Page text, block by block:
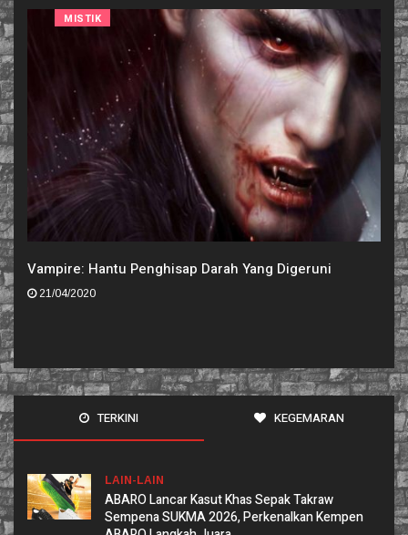
MISTIK
Vampire: Hantu Penghisap Darah Yang Digeruni
21/04/2020
TERKINI KEGEMARAN
LAIN-LAIN
ABARO Lancar Kasut Khas Sepak Takraw
Sempena SUKMA 2026, Perkenalkan Kempen